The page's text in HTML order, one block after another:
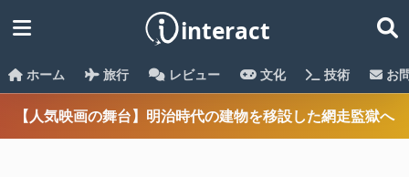
ホーム 旅行 レビュー 文化 技術 お
【人気映画の舞台】明治時代の建物を移設した網走監獄へ